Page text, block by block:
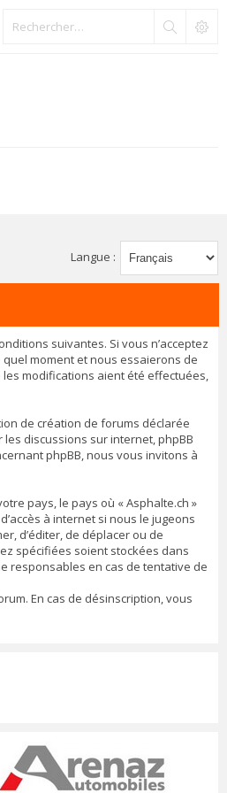
Langue :
suivantes. Si vous n’acceptez
moment et nous essaierons de
modifications aient été effectuées,
de création de forums déclarée
les discussions sur internet, phpBB
phpBB, nous vous invitons à
pays, le pays où « Asphalte.ch »
à internet si nous le jugeons
d’éditer, de déplacer ou de
spécifiées soient stockées dans
responsables en cas de tentative de
En cas de désinscription, vous